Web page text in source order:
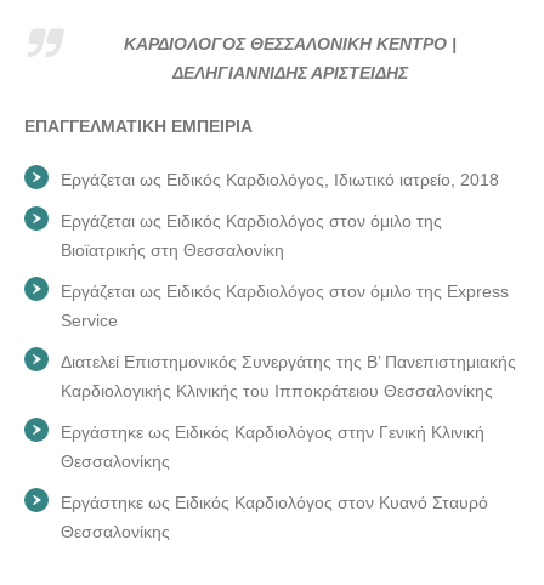
ΔΕΛΗΓΙΑΝΝΙΔΗΣ ΑΡΙΣΤΕΙΔΗΣ - doctors4u.gr
ΚΑΡΔΙΟΛΟΓΟΣ ΘΕΣΣΑΛΟΝΙΚΗ ΚΕΝΤΡΟ |
ΚΑΡΔΙΟΛΟΓΟΣ ΘΕΣΣΑΛΟΝΙΚΗ ΚΕΝΤΡΟ |
ΚΑΡΔΙΟΛΟΓΟΣ ΘΕΣΣΑΛΟΝΙΚΗ ΚΕΝΤΡΟ |
ΔΕΛΗΓΙΑΝΝΙΔΗΣ ΑΡΙΣΤΕΙΔΗΣ
ΕΠΑΓΓΕΛΜΑΤΙΚΗ ΕΜΠΕΙΡΙΑ
Εργάζεται ως Ειδικός Καρδιολόγος, Ιδιωτικό ιατρείο, 2018
Εργάζεται ως Ειδικός Καρδιολόγος στον όμιλο της
Βιοϊατρικής στη Θεσσαλονίκη
Εργάζεται ως Ειδικός Καρδιολόγος στον όμιλο της Express
Service
Διατελεί Επιστημονικός Συνεργάτης της Β’ Πανεπιστημιακής
Καρδιολογικής Κλινικής του Ιπποκράτειου Θεσσαλονίκης
Εργάστηκε ως Ειδικός Καρδιολόγος στην Γενική Κλινική
Θεσσαλονίκης
Εργάστηκε ως Ειδικός Καρδιολόγος στον Κυανό Σταυρό
Θεσσαλονίκης